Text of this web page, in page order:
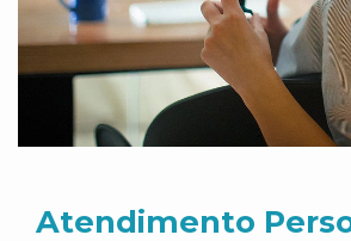
Atendimento